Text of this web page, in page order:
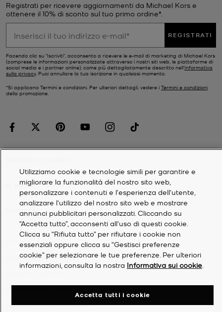
Registrati per ricevere aggiornamenti da Michael Kors e
ottenere il 10% di sconto sul tuo primo ordine*.
REGISTRATI
Facendo clic su "Iscriviti", acconsento a ricevere le e-mail di marketing di Michael Kors
(comprese le informazioni personalizzate attraverso i nostri siti web, le piattaforme di
social media e i partner online), come più dettagliatamente descritto nell’Informativa
sulla privacy. Puoi annullare la tua iscrizione in qualsiasi momento.
*Si applicano Termini e condizioni. Per ulteriori dettagli, vedere i Termini e condizioni
della promozione.
IL MIO ACCOUNT
SOCIETÀ
Michael Kors
Informativa sulla privacy
Dichiarazione di accessibilità
Utilizziamo cookie e tecnologie simili per garantire e
migliorare la funzionalità del nostro sito web,
personalizzare i contenuti e l'esperienza dell'utente,
analizzare l'utilizzo del nostro sito web e mostrare
annunci pubblicitari personalizzati. Cliccando su
“Accetta tutto”, acconsenti all'uso di questi cookie.
Clicca su “Rifiuta tutto” per rifiutare i cookie non
essenziali oppure clicca su “Gestisci preferenze
cookie” per selezionare le tue preferenze. Per ulteriori
informazioni, consulta la nostra Informativa sui cookie.
Accetta tutti i cookie